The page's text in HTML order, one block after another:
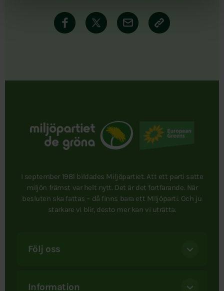
I september 1981 bildades Miljöpartiet. Att ett parti satte
miljön främst var helt nytt. Det är det fortfarande. När
besluten ska fattas – då finns bara ett Miljöparti. Och ju
starkare vi blir, desto mer kan vi uträtta.
Följ oss
Information